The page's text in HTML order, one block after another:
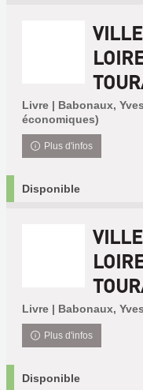
Livre | Babonaux,
économiques)
Plus d'infos
Disponible
Livre | Babonaux,
Plus d'infos
Disponible